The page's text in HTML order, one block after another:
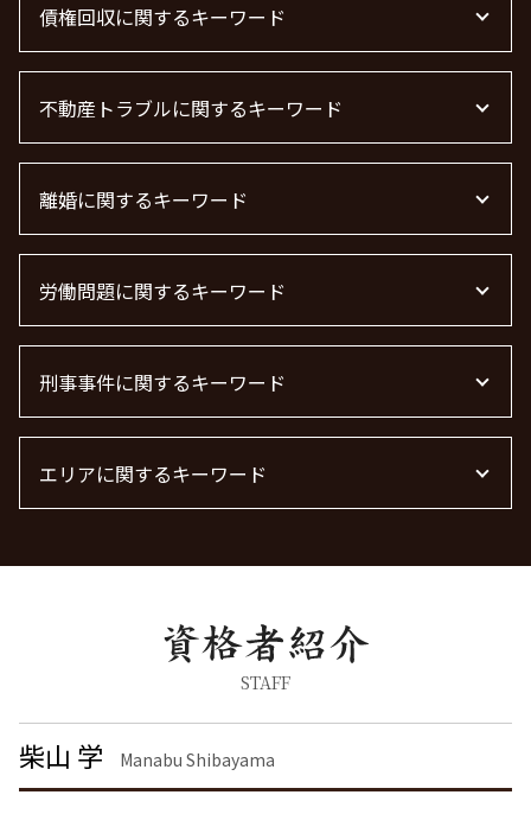
退職勧奨 言ってはいけない
顧問弁護士
企業法務
顧問弁護士 メリット
m&a 弁護士 費用
顧問弁護士 個人事業主
顧問弁護士 費用
企業法務とは
法律事務所 m&a
下請法 改正 2026
顧問弁護士 契約
企業法務 弁護士
m&a 弁護士費用 相場
債権回収に関するキーワード
弁護士 債権回収 流れ
債権回収 個人
借金 時効 個人
債権回収 時効
借金 時効の援用 その後
債権回収 弁護士 費用
債権回収
借金 時効
売掛金 未回収
債権回収 無視
不動産トラブルに関するキーワード
不動産 賃貸 トラブル相談
不動産トラブル
管理会社 トラブル 相談
賃貸 苦情 どこに
不動産 トラブル 相談 東京都
不動産屋 トラブル 相談
不動産トラブル 弁護士
不動産トラブル 相談
離婚に関するキーワード
離婚協議
離婚 慰謝料 相場
離婚 慰謝料 精神的苦痛
離婚 慰謝料 財産分与
離婚 慰謝料とは
離婚公正証書
離婚 慰謝料 養育費
離婚の慰謝料 相場
離婚 しない 場合 慰謝料相場
離婚調停 期間
離婚 慰謝料 相場 年収400万
労働問題に関するキーワード
労働問題 解決策
残業代 未払い
労働問題 相談
労働問題 最近
労働問題 種類
刑事事件に関するキーワード
痴漢 逮捕
痴漢 逮捕 弁護士
詐欺罪 種類
刑事事件 日本
暴行罪 構成要件
刑事事件 流れ
刑事事件 弁護士
エリアに関するキーワード
企業法務 神奈川県 弁護士
労働問題 神奈川県 弁護士
債権回収 渋谷区 弁護士
債権回収 港区 弁護士
離婚 品川区 弁護士
企業法務 千葉県 弁護士
STAFF
柴山 学 Manabu Shibayama